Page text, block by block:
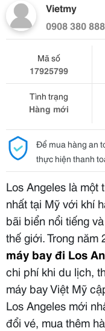
Vietmy
0908 380 888
Mã số
17925799
Tình trạng
Hàng mới
Để mua hàng an
thực hiện thanh
Los Angeles là
nhất tại Mỹ với khí
bãi biển nổi tiếng
thế giới. Trong năm
máy bay đi Los
chi phí khi du lịch,
máy bay Việt Mỹ
Los Angeles mới
đổi vé, mua thêm